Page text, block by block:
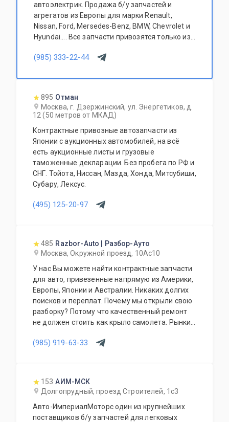
автоэлектрик. Продажа б/у запчастей и
агрегатов из Европы для марки Renault,
Nissan, Ford, Mersedes-Benz, BMW, Chevrolet и
Hyundai.... Все запчасти привозятся только из
(985) 333-22-44
895 Отман
Москва, г. Дзержинский, ул. Энергетиков, д.
12 (50 метров от МКАД)
Контрактные привозные автозапчасти из
Японии с аукционных автомобилей, на всё
есть аукционные листы и грузовые
таможенные декларации. Без пробега по РФ и
СНГ. Тойота, Ниссан, Мазда, Хонда, Митсубиши,
Субару, Лексус.
(495) 125-20-97
485 Razbor-Auto | Разбор-Ауто
Москва, Окружной проезд, 10Ас10
У нас Вы можете найти контрактные запчасти
для авто, привезенные напрямую из Америки,
Европы, Японии и Австралии. Никаких долгих
поисков и переплат. Почему мы открыли свою
разборку? Потому что качественный ремонт
не должен стоить как крыло самолета. Рынки
отличных доноров с живыми узлами. Мы
(985) 919-63-33
153 АИМ-МСК
Долгопрудный, проезд Строителей, 1с3
Авто-ИмпериалМоторс один из крупнейших
поставщиков б/у запчастей для легковых